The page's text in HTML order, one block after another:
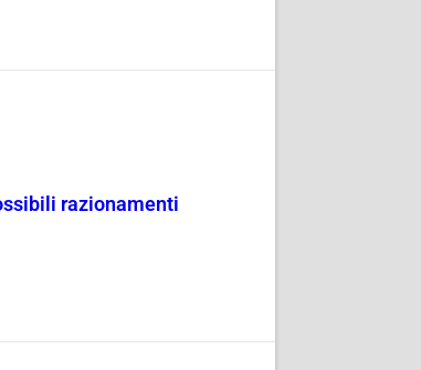
razionamenti